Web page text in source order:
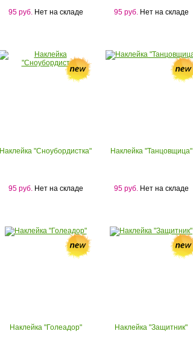
95 руб.Нет на складе 95 руб.Нет на складе
Наклейка "Сноубордистка"
95 руб.Нет на складе
Наклейка "Танцовщица"
95 руб.Нет на складе
Наклейка "Голеадор" Наклейка "Защитник"